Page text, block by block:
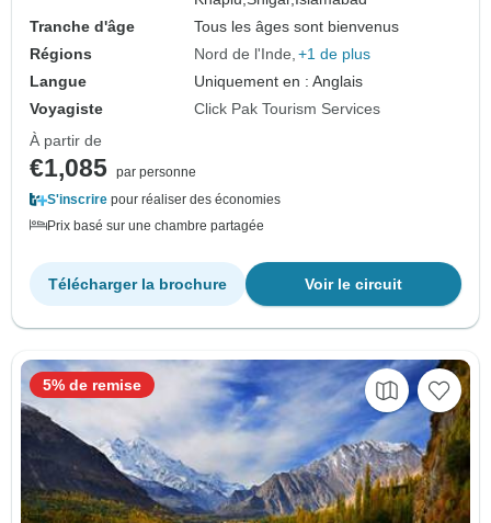
Tranche d'âge
Tous les âges sont bienvenus
Régions
Nord de l'Inde +1 de plus
Langue
Uniquement en : Anglais
Voyagiste
Click Pak Tourism Services
À partir de
€1,085 par personne
S'inscrire pour réaliser des économies
Prix basé sur une chambre partagée
Voir le circuit
Télécharger la brochure
5% de remise